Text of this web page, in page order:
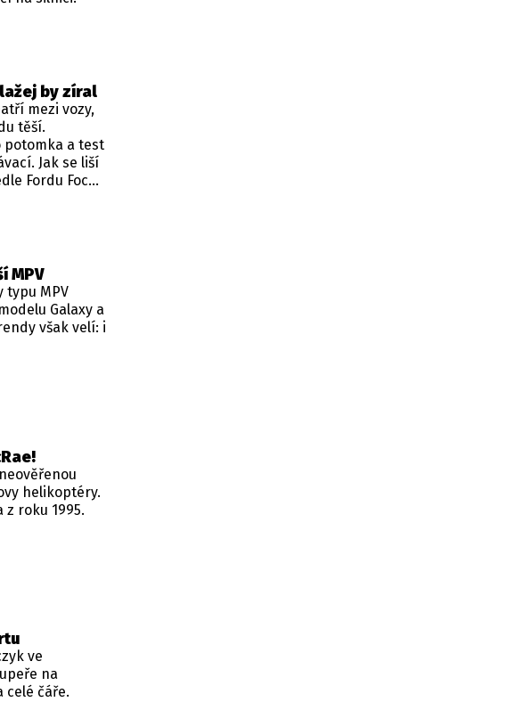
by zíral
mezi vozy,
těší.
potomka a test
Jak se liší
Fordu Focus
MPV
typu MPV
Galaxy a
však velí: i
helikoptéry.
roku 1995.
ve
na
celé čáře.